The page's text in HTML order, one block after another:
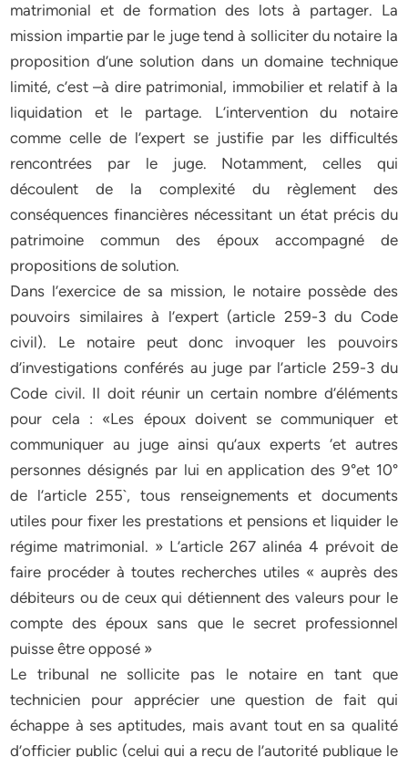
matrimonial et de formation des lots à partager. La
mission impartie par le juge tend à solliciter du notaire la
proposition d’une solution dans un domaine technique
limité, c’est –à dire patrimonial, immobilier et relatif à la
liquidation et le partage. L’intervention du notaire
comme celle de l’expert se justifie par les difficultés
rencontrées par le juge. Notamment, celles qui
découlent de la complexité du règlement des
conséquences financières nécessitant un état précis du
patrimoine commun des époux accompagné de
propositions de solution.
Dans l’exercice de sa mission, le notaire possède des
pouvoirs similaires à l’expert (article 259-3 du Code
civil). Le notaire peut donc invoquer les pouvoirs
d’investigations conférés au juge par l’article 259-3 du
Code civil. Il doit réunir un certain nombre d’éléments
pour cela : «Les époux doivent se communiquer et
communiquer au juge ainsi qu’aux experts ‘et autres
personnes désignés par lui en application des 9°et 10°
de l’article 255`, tous renseignements et documents
utiles pour fixer les prestations et pensions et liquider le
régime matrimonial. » L’article 267 alinéa 4 prévoit de
faire procéder à toutes recherches utiles « auprès des
débiteurs ou de ceux qui détiennent des valeurs pour le
compte des époux sans que le secret professionnel
puisse être opposé »
Le tribunal ne sollicite pas le notaire en tant que
technicien pour apprécier une question de fait qui
échappe à ses aptitudes, mais avant tout en sa qualité
d’officier public (celui qui a reçu de l’autorité publique le